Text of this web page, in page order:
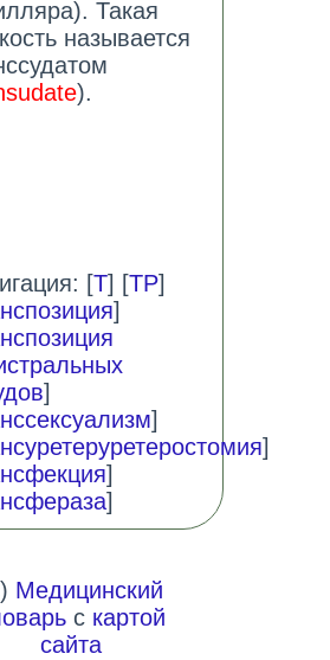
Такая
называется
).
[Т] [ТР]
]
]
]
]
]
]
Медицинский
с картой
сайта